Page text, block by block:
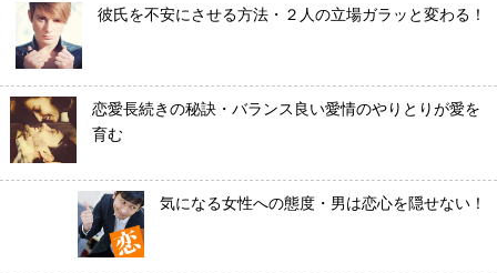
彼氏を不安にさせる方法・２人の立場ガラッと変わる！
恋愛長続きの秘訣・バランス良い愛情のやりとりが愛を
育む
気になる女性への態度・男は恋心を隠せない！